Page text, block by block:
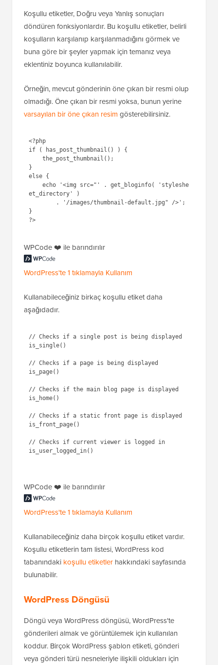
Koşullu etiketler, Doğru veya Yanlış sonuçları
döndüren fonksiyonlardır. Bu koşullu etiketler, belirli
koşulların karşılanıp karşılanmadığını görmek ve
buna göre bir şeyler yapmak için temanız veya
eklentiniz boyunca kullanılabilir.
Örneğin, mevcut gönderinin öne çıkan bir resmi olup
olmadığı. Öne çıkan bir resmi yoksa, bunun yerine
varsayılan bir öne çıkan resim gösterebilirsiniz.
<?php
if ( has_post_thumbnail() ) {
}
else {
et_directory' )
}
?>
WPCode ❤️ ile barındırılır
WordPress'te 1 tıklamayla Kullanım
Kullanabileceğiniz birkaç koşullu etiket daha
aşağıdadır.
// Checks if a single post is being displayed
is_single()
// Checks if a page is being displayed
is_page()
// Checks if the main blog page is displayed
is_home()
// Checks if a static front page is displayed
is_front_page()
// Checks if current viewer is logged in
is_user_logged_in()
WPCode ❤️ ile barındırılır
WordPress'te 1 tıklamayla Kullanım
Kullanabileceğiniz daha birçok koşullu etiket vardır.
Koşullu etiketlerin tam listesi, WordPress kod
tabanındaki koşullu etiketler hakkındaki sayfasında
bulunabilir.
WordPress Döngüsü
Döngü veya WordPress döngüsü, WordPress'te
gönderileri almak ve görüntülemek için kullanılan
koddur. Birçok WordPress şablon etiketi, gönderi
veya gönderi türü nesneleriyle ilişkili oldukları için